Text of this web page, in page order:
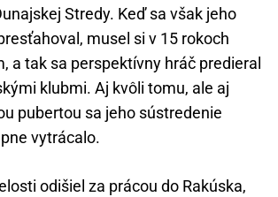
Stredy. Keď sa však jeho
musel si v 15 rokoch
a tak sa perspektívny hráč predieral
klubmi. Aj kvôli tomu, ale aj
pubertou sa jeho sústredenie
vytrácalo.
odišiel za prácou do Rakúska,